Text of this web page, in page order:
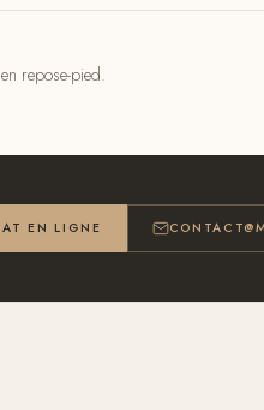
repose-pied.
EN LIGNE